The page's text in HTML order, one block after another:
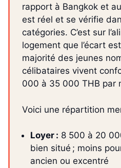
rapport à Bangkok et
est réel et se vérifie
catégories. C’est sur
logement que l’écart
majorité des jeunes
célibataires vivent
000 à 35 000 THB par
Voici une répartition
Loyer : 8 500 à 20
bien situé ; moins
ancien ou excentré